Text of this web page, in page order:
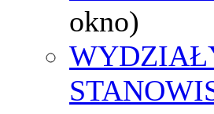
okno)